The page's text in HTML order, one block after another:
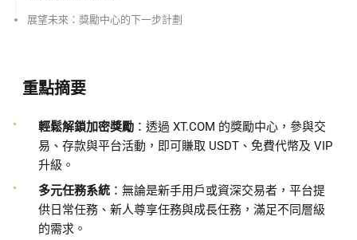
展望未來：獎勵中心的下一步計劃
重點摘要
輕鬆解鎖加密獎勵 ：透過 XT.COM 的獎勵中心，參與交
易、存款與平台活動，即可賺取 USDT、免費代幣及 VIP
升級。
多元任務系統 ：無論是新手用戶或資深交易者，平台提
供日常任務、新人尊享任務與成長任務，滿足不同層級
的需求。